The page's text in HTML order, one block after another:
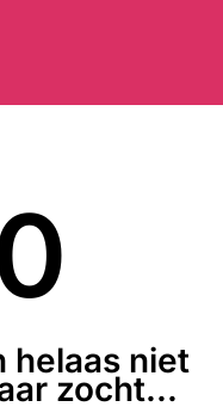
helaas niet
zocht...